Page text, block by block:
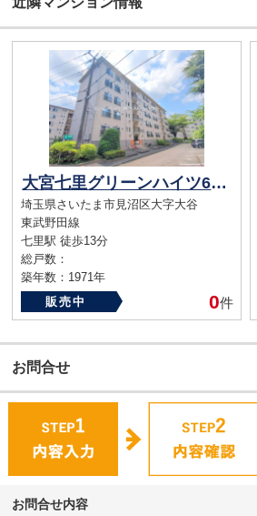
大宮七里グリーンハイツ6号棟
埼玉県さいたま市見沼区大字大谷
東武野田線
七里駅 徒歩13分
総戸数：
築年数：1971年
販売中
0件
お問合せ
お問合せ内容